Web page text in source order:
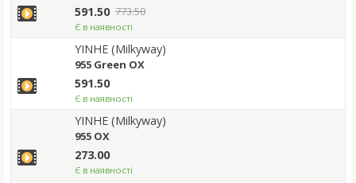
773.50
591.50
Є в наявності
YINHE (Milkyway)
955 Green OX
591.50
Є в наявності
YINHE (Milkyway)
955 OX
273.00
Є в наявності